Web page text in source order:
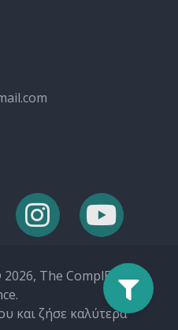
The ComplEat
και ζήσε καλύτερα"